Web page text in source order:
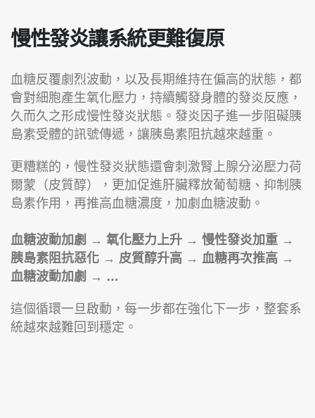
慢性發炎讓系統更難復原
血糖反覆劇烈波動，以及長期維持在偏高的狀態，都
會對細胞產生氧化壓力，持續觸發身體的發炎反應，
久而久之形成慢性發炎狀態。發炎因子進一步阻礙胰
島素受體的訊號傳遞，讓胰島素阻抗越來越重。
更糟糕的，慢性發炎狀態還會刺激腎上腺分泌壓力荷
爾蒙（皮質醇），更加促進肝臟釋放葡萄糖、抑制胰
島素作用，再推高血糖濃度，加劇血糖波動。
血糖波動加劇 → 氧化壓力上升 → 慢性發炎加重 →
胰島素阻抗惡化 → 皮質醇升高 → 血糖再次推高 →
血糖波動加劇 → …
這個循環一旦啟動，每一步都在強化下一步，整套系
統越來越難回到穩定。